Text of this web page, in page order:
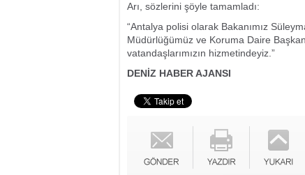
Arı, sözlerini şöyle tamamladı:
“Antalya polisi olarak Bakanımız
Müdürlüğümüz ve Koruma Daire
vatandaşlarımızın hizmetindeyiz.”
DENİZ HABER AJANSI